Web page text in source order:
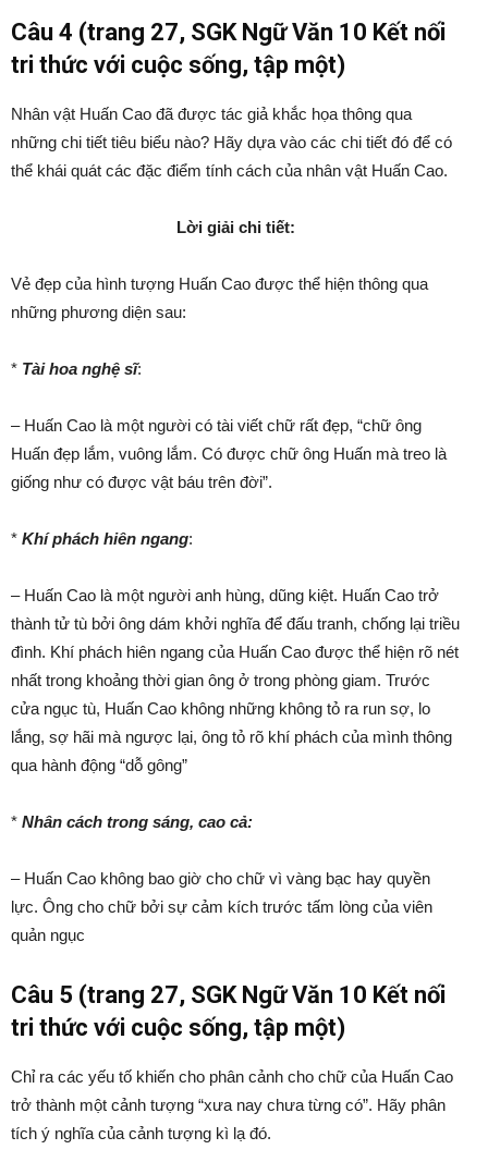
Câu 4 (trang 27, SGK Ngữ Văn 10 Kết nối
tri thức với cuộc sống, tập một)
Nhân vật Huấn Cao đã được tác giả khắc họa thông qua
những chi tiết tiêu biểu nào? Hãy dựa vào các chi tiết đó để có
thể khái quát các đặc điểm tính cách của nhân vật Huấn Cao.
Lời giải chi tiết:
Vẻ đẹp của hình tượng Huấn Cao được thể hiện thông qua
những phương diện sau:
* Tài hoa nghệ sĩ:
– Huấn Cao là một người có tài viết chữ rất đẹp, “chữ ông
Huấn đẹp lắm, vuông lắm. Có được chữ ông Huấn mà treo là
giống như có được vật báu trên đời”.
* Khí phách hiên ngang:
– Huấn Cao là một người anh hùng, dũng kiệt. Huấn Cao trở
thành tử tù bởi ông dám khởi nghĩa để đấu tranh, chống lại triều
đình. Khí phách hiên ngang của Huấn Cao được thể hiện rõ nét
nhất trong khoảng thời gian ông ở trong phòng giam. Trước
cửa ngục tù, Huấn Cao không những không tỏ ra run sợ, lo
lắng, sợ hãi mà ngược lại, ông tỏ rõ khí phách của mình thông
qua hành động “dỗ gông”
* Nhân cách trong sáng, cao cả:
– Huấn Cao không bao giờ cho chữ vì vàng bạc hay quyền
lực. Ông cho chữ bởi sự cảm kích trước tấm lòng của viên
quản ngục
Câu 5 (trang 27, SGK Ngữ Văn 10 Kết nối
tri thức với cuộc sống, tập một)
Chỉ ra các yếu tố khiến cho phân cảnh cho chữ của Huấn Cao
trở thành một cảnh tượng “xưa nay chưa từng có”. Hãy phân
tích ý nghĩa của cảnh tượng kì lạ đó.